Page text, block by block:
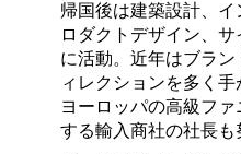
帰国後は建築設計、
ロダクトデザイン、
に活動。近年はブラ
ィレクションを多く
ヨーロッパの高級フ
する輸入商社の社長も